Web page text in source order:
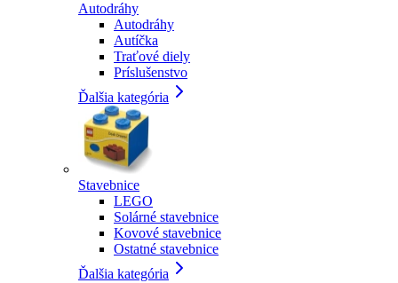
Autodráhy
Autodráhy
Autíčka
Traťové diely
Príslušenstvo
Ďalšia kategória
Stavebnice
LEGO
Solárné stavebnice
Kovové stavebnice
Ostatné stavebnice
Ďalšia kategória